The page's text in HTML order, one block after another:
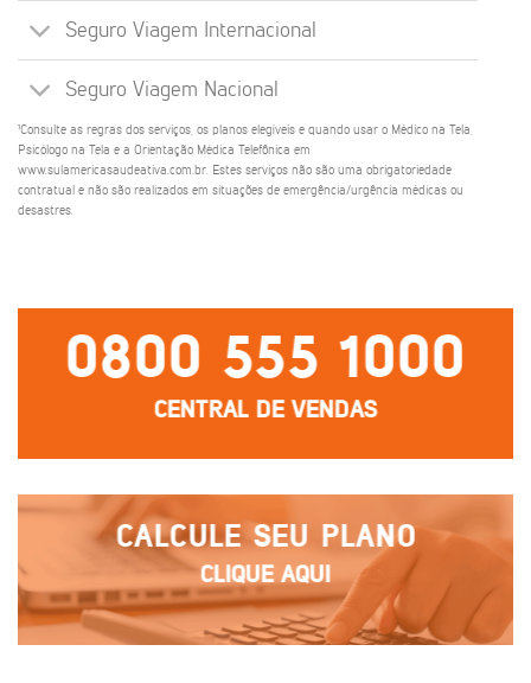
Seguro Viagem Internacional
Seguro Viagem Nacional
¹Consulte as regras dos serviços, os planos elegíveis e quando usar o Médico na Tela,
Psicólogo na Tela e a Orientação Médica Telefônica em
www.sulamericasaudeativa.com.br. Estes serviços não são uma obrigatoriedade
contratual e não são realizados em situações de emergência/urgência médicas ou
desastres.
0800 555 1000
CENTRAL DE VENDAS
CALCULE SEU PLANO
CLIQUE AQUI